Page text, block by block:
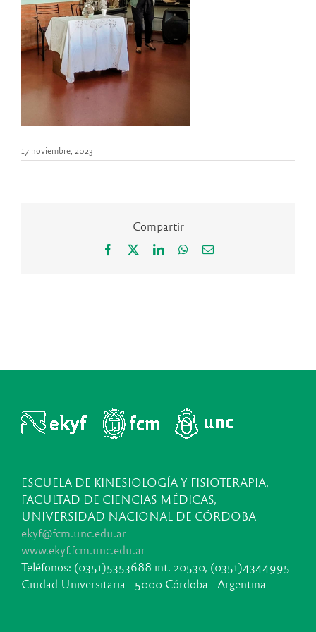
17 noviembre, 2023
Compartir
Facebook LinkedInWhatsApp
Correo
ESCUELA DE KINESIOLOGÍA Y FISIOTERAPIA,
FACULTAD DE CIENCIAS MÉDICAS,
UNIVERSIDAD NACIONAL DE CÓRDOBA
ekyf@fcm.unc.edu.ar
www.ekyf.fcm.unc.edu.ar
Teléfonos: (0351)5353688 int. 20530, (0351)4344995
Ciudad Universitaria - 5000 Córdoba - Argentina